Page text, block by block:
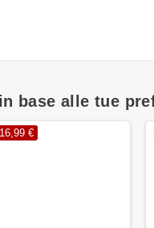
base alle tue
€